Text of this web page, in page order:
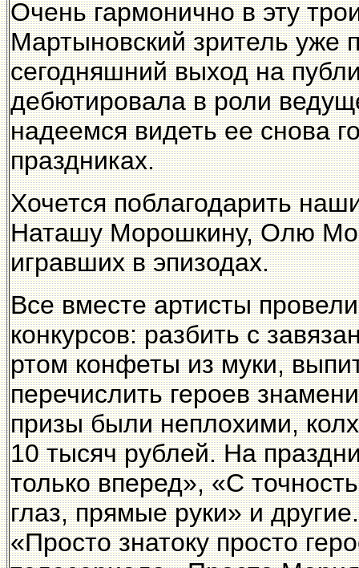
Очень гармонично в эту
Мартыновский зритель уже
сегодняшний выход на
дебютировала в роли
надеемся видеть ее снова
праздниках.
Хочется поблагодарить
Наташу Морошкину, Олю
игравших в эпизодах.
Все вместе артисты
конкурсов: разбить с
ртом конфеты из муки,
перечислить героев
призы были неплохими,
10 тысяч рублей. На
только вперед», «С
глаз, прямые руки» и
«Просто знатоку просто